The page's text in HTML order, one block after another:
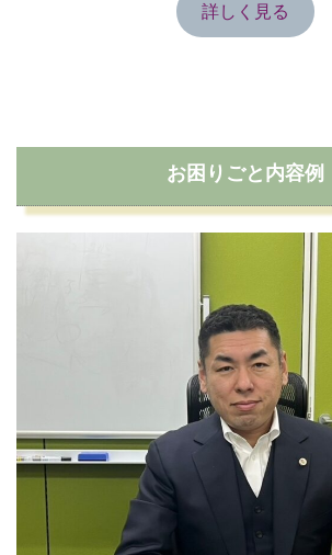
詳しく見る
お困りごと内容例